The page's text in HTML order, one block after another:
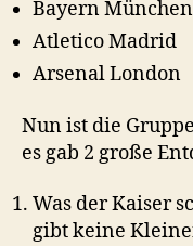
Bayern München
Atletico Madrid
Arsenal London
Nun ist die
es gab 2 große
Was der Kaiser
gibt keine